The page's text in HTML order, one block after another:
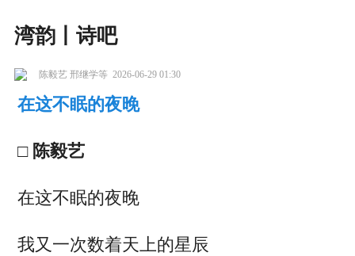
湾韵丨诗吧
陈毅艺 邢继学等 2026-06-29 01:30
在这不眠的夜晚
□ 陈毅艺
在这不眠的夜晚
我又一次数着天上的星辰